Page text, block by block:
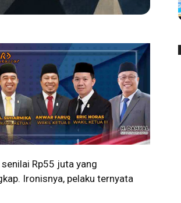
Rp55 juta yang
Ironisnya, pelaku ternyata